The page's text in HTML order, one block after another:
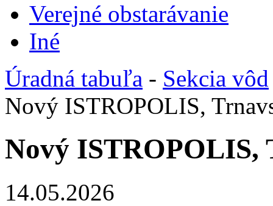
Verejné obstarávanie
Iné
Úradná tabuľa - Sekcia vôd
Nový ISTROPOLIS,
Nový ISTROPOLIS,
14.05.2026